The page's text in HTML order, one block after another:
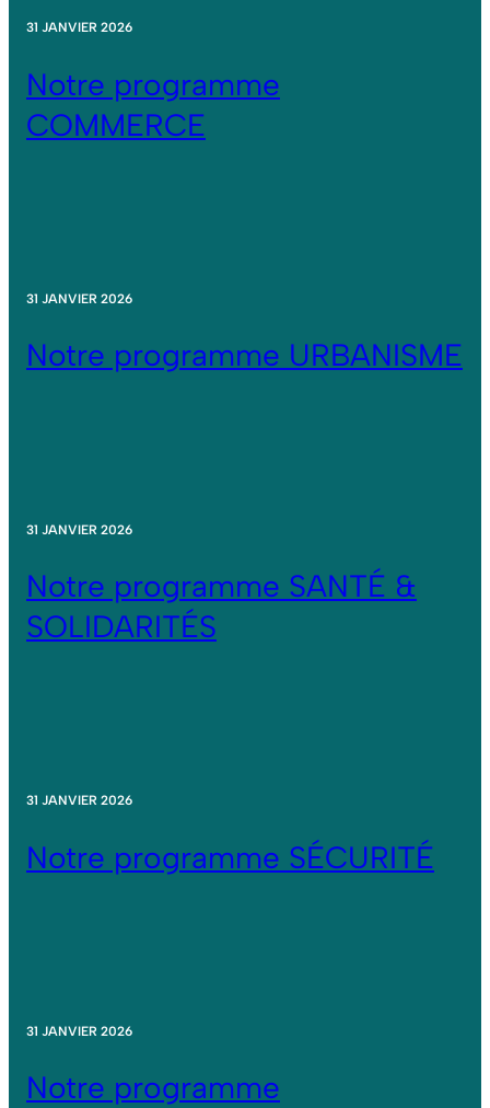
31 JANVIER 2026
Notre programme
COMMERCE
31 JANVIER 2026
Notre programme URBANISME
31 JANVIER 2026
Notre programme SANTÉ &
SOLIDARITÉS
31 JANVIER 2026
Notre programme SÉCURITÉ
31 JANVIER 2026
Notre programme